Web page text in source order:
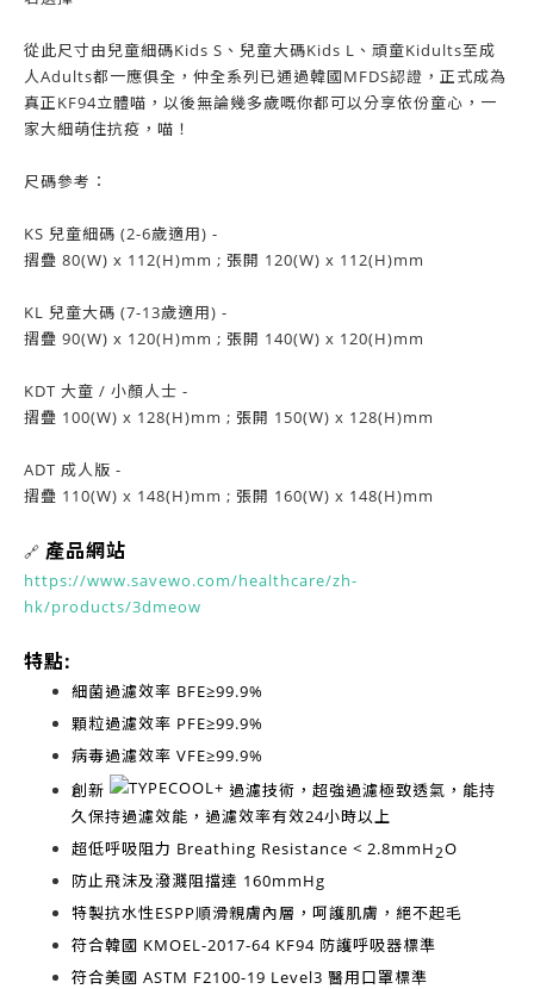
從此尺寸由兒童細碼Kids S、兒童大碼Kids L、頑童Kidults至成
人Adults都一應俱全，仲全系列已通過韓國MFDS認證，正式成為
真正KF94立體喵，以後無論幾多歲嘅你都可以分享依份童心，一
家大細萌住抗疫，喵！
尺碼參考：
KS 兒童細碼 (2-6歲適用) -
摺疊 80(W) x 112(H)mm ; 張開 120(W) x 112(H)mm
KL 兒童大碼 (7-13歲適用) -
摺疊 90(W) x 120(H)mm ; 張開 140(W) x 120(H)mm
KDT 大童 / 小顏人士 -
摺疊 100(W) x 128(H)mm ; 張開 150(W) x 128(H)mm
ADT 成人版 -
摺疊 110(W) x 148(H)mm ; 張開 160(W) x 148(H)mm
🔗 產品網站
https://www.savewo.com/healthcare/zh-
hk/products/3dmeow
特點:
細菌過濾效率 BFE≥99.9%
顆粒過濾效率 PFE≥99.9%
病毒過濾效率 VFE≥99.9%
創新
過濾技術，超強過濾極致透氣，能持
久保持過濾效能，過濾效率有效24小時以上
超低呼吸阻力 Breathing Resistance < 2.8mmH2O
防止飛沫及潑濺阻擋達 160mmHg
特製抗水性ESPP順滑親膚內層，呵護肌膚，絕不起毛
符合韓國 KMOEL-2017-64 KF94 防護呼吸器標準
符合美國 ASTM F2100-19 Level3 醫用口罩標準